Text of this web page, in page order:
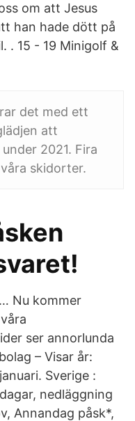
om att Jesus
han hade dött på
​. 15 - 19 Minigolf &
det med ett
att
2021. Fira
skidorter.
Nu kommer
ser annorlunda
– Visar år:
Sverige :
nedläggning
Annandag påsk*,